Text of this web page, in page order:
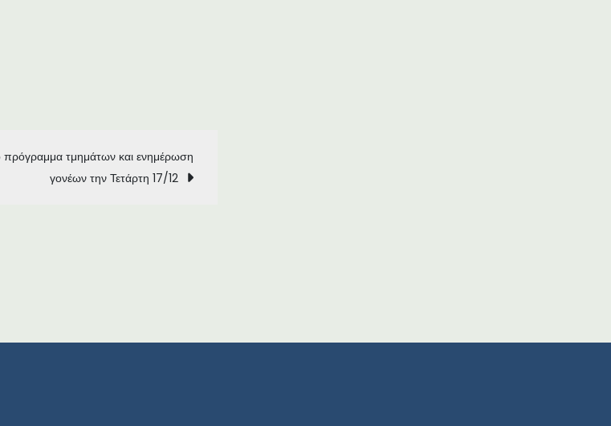
πρόγραμμα τμημάτων και ενημέρωση
γονέων την Τετάρτη 17/12